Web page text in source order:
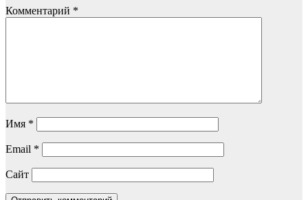
Комментарий *
Имя *
Email *
Сайт